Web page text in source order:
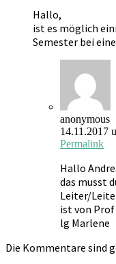
Hallo,
ist es möglich
Semester bei
anonymous
14.11.2017
Permalink
Hallo
das musst
Leiter/
ist von
lg Marlene
Die Kommentare sind